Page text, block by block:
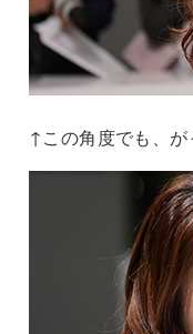
↑この角度でも、